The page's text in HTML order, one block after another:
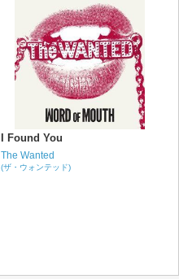
I Found You
The Wanted
(ザ・ウォンテッド)